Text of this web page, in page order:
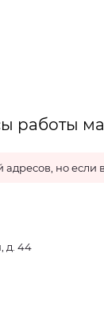
работы
но если
д. 44